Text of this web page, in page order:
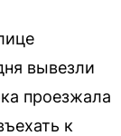
вывезли
проезжала
к